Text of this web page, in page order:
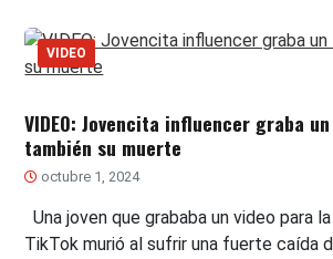
VIDEO
VIDEO: Jovencita influencer graba
también su muerte
octubre 1, 2024
Una joven que grababa un video para
TikTok murió al sufrir una fuerte caída